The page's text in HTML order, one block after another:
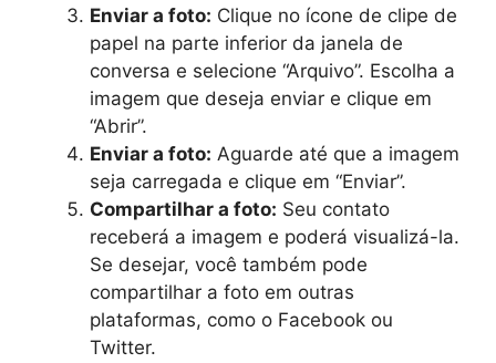
Enviar a foto: Clique no ícone de clipe de
papel na parte inferior da janela de
conversa e selecione “Arquivo”. Escolha a
imagem que deseja enviar e clique em
“Abrir”.
Enviar a foto: Aguarde até que a imagem
seja carregada e clique em “Enviar”.
Compartilhar a foto: Seu contato
receberá a imagem e poderá visualizá-la.
Se desejar, você também pode
compartilhar a foto em outras
plataformas, como o Facebook ou
Twitter.